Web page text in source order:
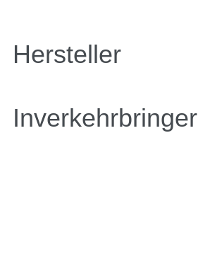
Hersteller
Inverkehrbringer